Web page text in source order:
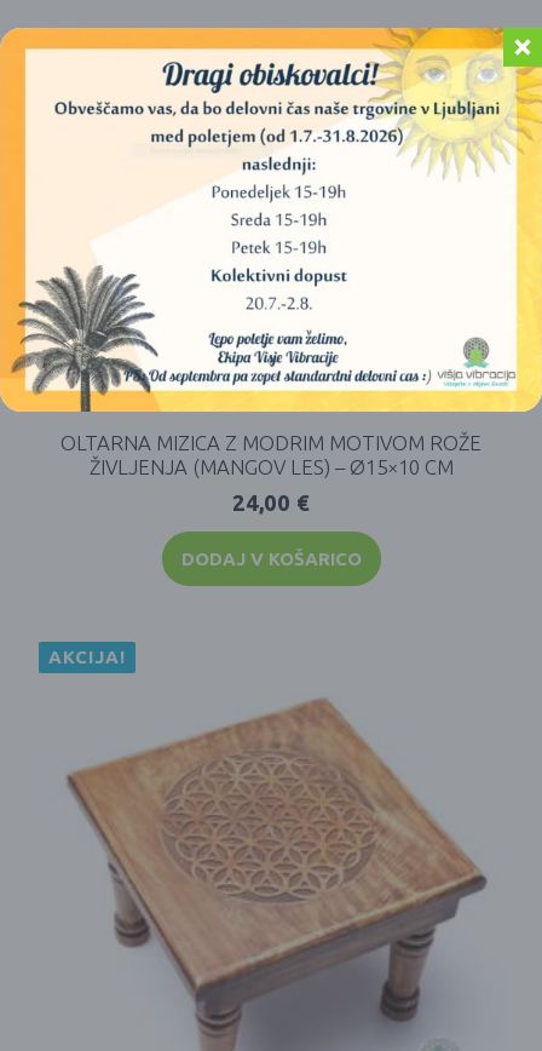
OLTARNA MIZICA Z MODRIM MOTIVOM ROŽE
ŽIVLJENJA (MANGOV LES) – Ø15×10 CM
24,00 €
DODAJ V KOŠARICO
AKCIJA!